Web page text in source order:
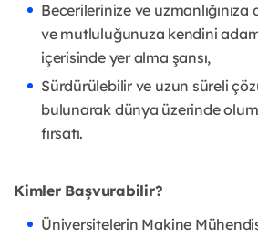
Becerilerinize ve uzmanlığınıza
ve mutluluğunuza kendini
içerisinde yer alma şansı,
Sürdürülebilir ve uzun süreli
bulunarak dünya üzerinde
fırsatı.
Kimler Başvurabilir?
Üniversitelerin Makine